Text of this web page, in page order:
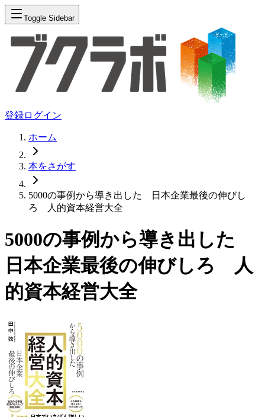
Toggle Sidebar
登録ログイン
ホーム
本をさがす
5000の事例から導き出した 日本企業最後の伸びし
ろ 人的資本経営大全
5000の事例から導き出した
日本企業最後の伸びしろ 人
的資本経営大全